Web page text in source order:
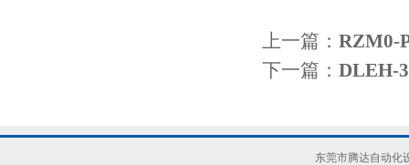
上一篇： RZM0-
下一篇： DLEH-
东莞市腾达自动化